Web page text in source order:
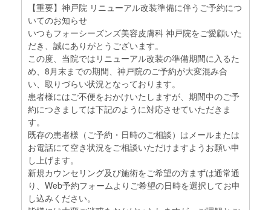
【重要】神戸院 リニューアル改装準備に伴うご予約につ
いてのお知らせ
いつもフォーシーズンズ美容皮膚科 神戸院をご愛顧いた
だき、誠にありがとうございます。
この度、当院ではリニューアル改装の準備期間に入るた
め、8月末までの期間、神戸院のご予約が大変混み合
い、取りづらい状況となっております。
患者様にはご不便をおかけいたしますが、期間中のご予
約につきましては下記のように対応させていただきま
す。
既存の患者様（ご予約・日時のご相談）はメールまたは
お電話にて空き状況をご相談いただけますようお願い申
し上げます。
新規カウンセリング及び施術をご希望の方まずは通常通
り、Web予約フォームよりご希望の日時を選択してお申
し込みください。